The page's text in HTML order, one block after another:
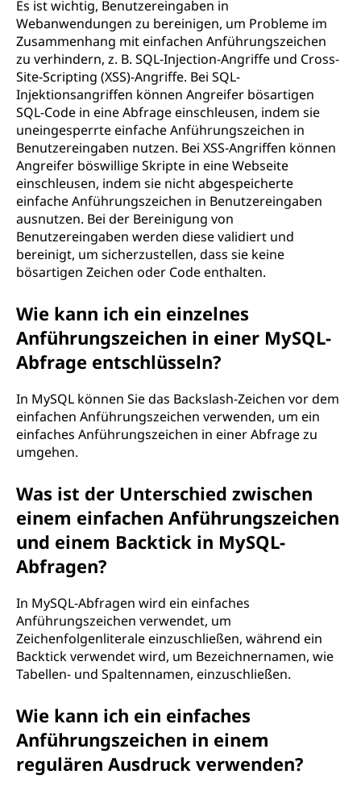
Es ist wichtig, Benutzereingaben in
Webanwendungen zu bereinigen, um Probleme im
Zusammenhang mit einfachen Anführungszeichen
zu verhindern, z. B. SQL-Injection-Angriffe und Cross-
Site-Scripting (XSS)-Angriffe. Bei SQL-
Injektionsangriffen können Angreifer bösartigen
SQL-Code in eine Abfrage einschleusen, indem sie
uneingesperrte einfache Anführungszeichen in
Benutzereingaben nutzen. Bei XSS-Angriffen können
Angreifer böswillige Skripte in eine Webseite
einschleusen, indem sie nicht abgespeicherte
einfache Anführungszeichen in Benutzereingaben
ausnutzen. Bei der Bereinigung von
Benutzereingaben werden diese validiert und
bereinigt, um sicherzustellen, dass sie keine
bösartigen Zeichen oder Code enthalten.
Wie kann ich ein einzelnes
Anführungszeichen in einer MySQL-
Abfrage entschlüsseln?
In MySQL können Sie das Backslash-Zeichen vor dem
einfachen Anführungszeichen verwenden, um ein
einfaches Anführungszeichen in einer Abfrage zu
umgehen.
Was ist der Unterschied zwischen
einem einfachen Anführungszeichen
und einem Backtick in MySQL-
Abfragen?
In MySQL-Abfragen wird ein einfaches
Anführungszeichen verwendet, um
Zeichenfolgenliterale einzuschließen, während ein
Backtick verwendet wird, um Bezeichnernamen, wie
Tabellen- und Spaltennamen, einzuschließen.
Wie kann ich ein einfaches
Anführungszeichen in einem
regulären Ausdruck verwenden?